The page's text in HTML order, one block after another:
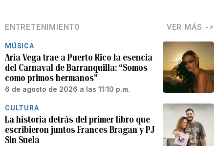
ENTRETENIMIENTO VER MÁS
MÚSICA
Aria Vega trae a Puerto Rico la esencia
del Carnaval de Barranquilla: “Somos
como primos hermanos”
6 de agosto de 2026 a las 11:10 p.m.
CULTURA
La historia detrás del primer libro que
escribieron juntos Frances Bragan y PJ
Sin Suela